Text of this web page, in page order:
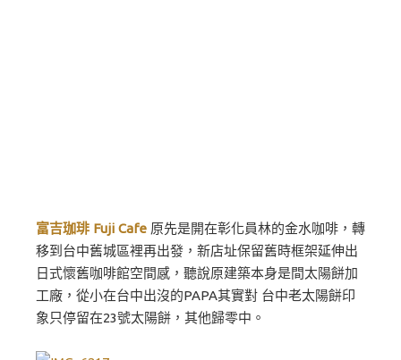
富吉珈琲 Fuji Cafe 原先是開在彰化員林的金水咖啡，轉
移到台中舊城區裡再出發，新店址保留舊時框架延伸出
日式懷舊咖啡館空間感，聽說原建築本身是間太陽餅加
工廠，從小在台中出沒的PAPA其實對 台中老太陽餅印
象只停留在23號太陽餅，其他歸零中。